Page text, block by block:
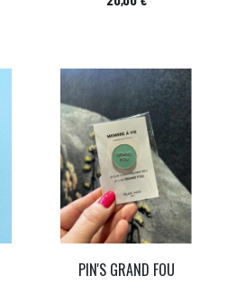
PIN'S GRAND FOU